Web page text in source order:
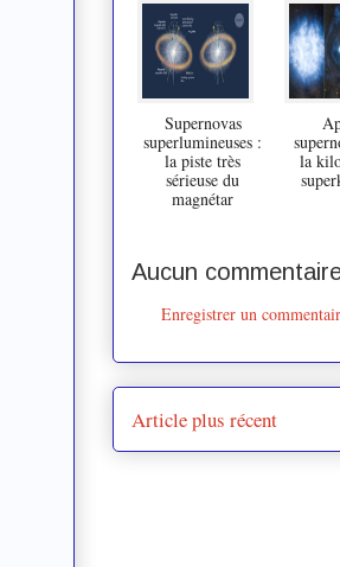
Supernovas
superlumineuses :
la piste très
sérieuse du
magnétar
la
Aucun
Enregistrer un
Article plus récent